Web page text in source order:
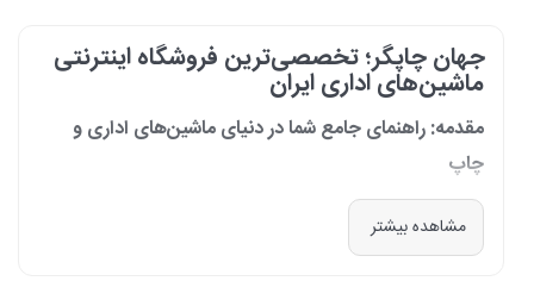
جهان چاپگر؛ تخصصی‌ترین فروشگاه اینترنتی
ماشین‌های اداری ایران
مقدمه: راهنمای جامع شما در دنیای ماشین‌های اداری و
چاپ
در دنیای پرشتاب امروز که کسب‌وکارها و سازمان‌ها برای افزایش بهره‌وری خود به
فناوری‌های نوین وابسته‌اند، دسترسی به ابزارهای کارآمد و قابل اعتماد یک
مشاهده بیشتر